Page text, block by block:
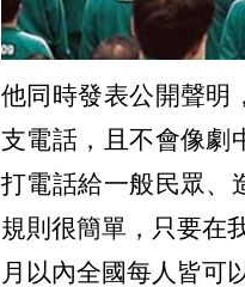
他同時發表公開聲明
支電話，且不會像劇
打電話給一般民眾、
規則很簡單，只要在
月以內全國每人皆可